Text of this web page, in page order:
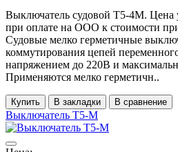
Выключатель судовой Т5-4М. Цена
при оплате на ООО к стоимости
Судовые мелко герметичные
коммутирования цепей
напряжением до 220В и
Применяются мелко герметичн..
Купить В закладки В сравнение
Выключатель Т5-М